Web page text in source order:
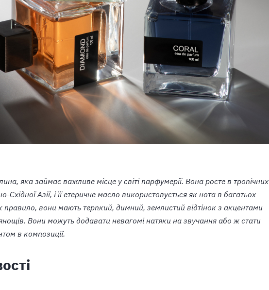
яка займає важливе місце у світі парфумерії. Вона росте в тропічних
Східної Азії, і її етеричне масло використовується як нота в багатьох
правило, вони мають терпкий, димний, землистий відтінок з акцентами
Вони можуть додавати невагомі натяки на звучання або ж стати
в композиції.